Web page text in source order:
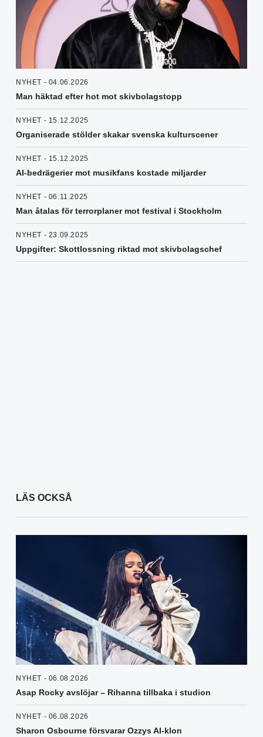
NYHET - 04.06.2026
Man häktad efter hot mot skivbolagstopp
NYHET - 15.12.2025
Organiserade stölder skakar svenska kulturscener
NYHET - 15.12.2025
AI-bedrägerier mot musikfans kostade miljarder
NYHET - 06.11.2025
Man åtalas för terrorplaner mot festival i Stockholm
NYHET - 23.09.2025
Uppgifter: Skottlossning riktad mot skivbolagschef
LÄS OCKSÅ
NYHET - 06.08.2026
Asap Rocky avslöjar – Rihanna tillbaka i studion
NYHET - 06.08.2026
Sharon Osbourne försvarar Ozzys AI-klon